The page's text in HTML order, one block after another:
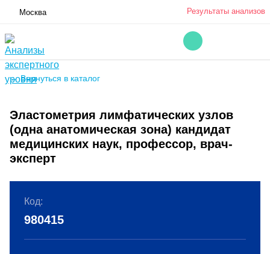
Москва Результаты анализов
← Вернуться в каталог
Эластометрия лимфатических узлов
(одна анатомическая зона) кандидат
медицинских наук, профессор, врач-
эксперт
Код:
980415